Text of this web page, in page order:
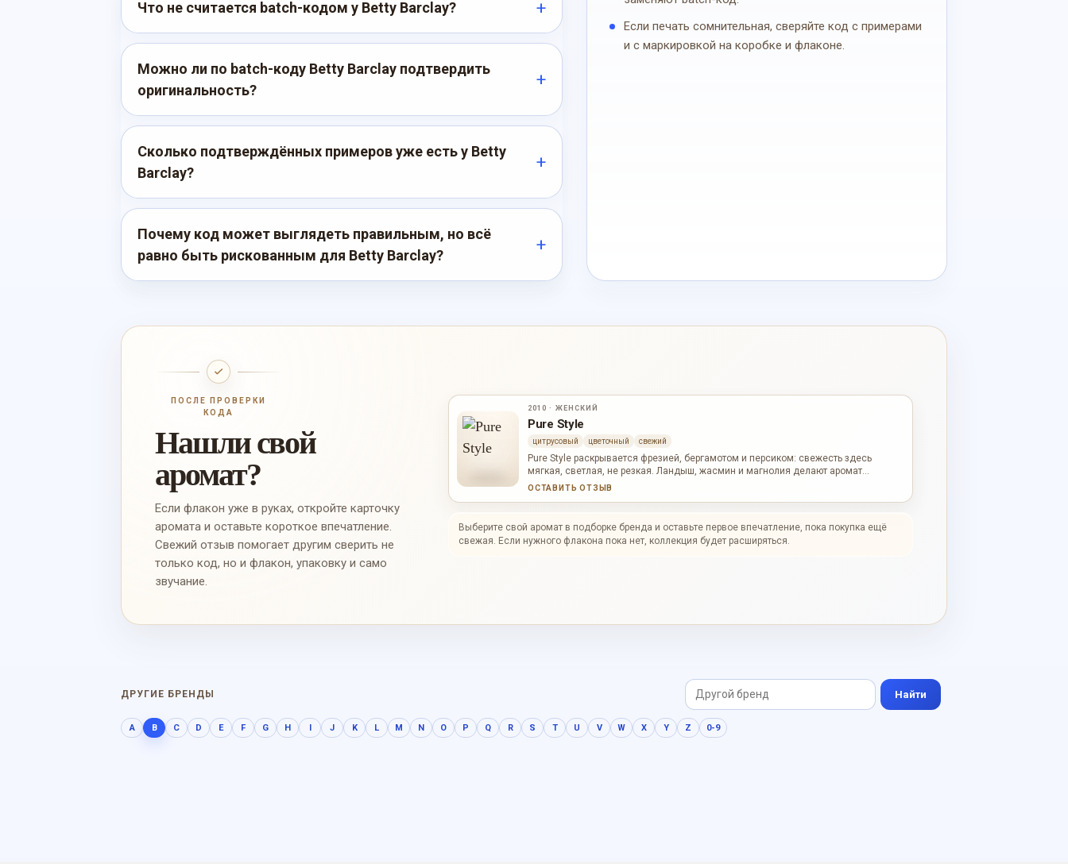
Что не считается batch-кодом у Betty Barclay?
Можно ли по batch-коду Betty Barclay подтвердить
оригинальность?
Сколько подтверждённых примеров уже есть у Betty
Barclay?
Почему код может выглядеть правильным, но всё
равно быть рискованным для Betty Barclay?
Если печать сомнительная, сверяйте код с примерами
и с маркировкой на коробке и флаконе.
ПОСЛЕ ПРОВЕРКИ
КОДА
Нашли свой
аромат?
Если флакон уже в руках, откройте карточку
аромата и оставьте короткое впечатление.
Свежий отзыв помогает другим сверить не
только код, но и флакон, упаковку и само
звучание.
2010 · ЖЕНСКИЙ
Pure Style
цитрусовый цветочный свежий
Pure Style раскрывается фрезией, бергамотом и персиком: свежесть здесь
мягкая, светлая, не резкая. Ландыш, жасмин и магнолия делают аромат
цветочным и ухоженным, а мускус, вирджинский кедр и амбра добавляют
ОСТАВИТЬ ОТЗЫВ
Выберите свой аромат в подборке бренда и оставьте первое впечатление, пока покупка ещё
свежая. Если нужного флакона пока нет, коллекция будет расширяться.
ДРУГИЕ БРЕНДЫ Найти
A B C D E F G H I J K L M N O P Q R S T U V W X Y Z 0-9